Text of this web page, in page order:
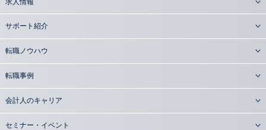
サポート紹介
転職ノウハウ
転職事例
会計人のキャリア
セミナー・イベント